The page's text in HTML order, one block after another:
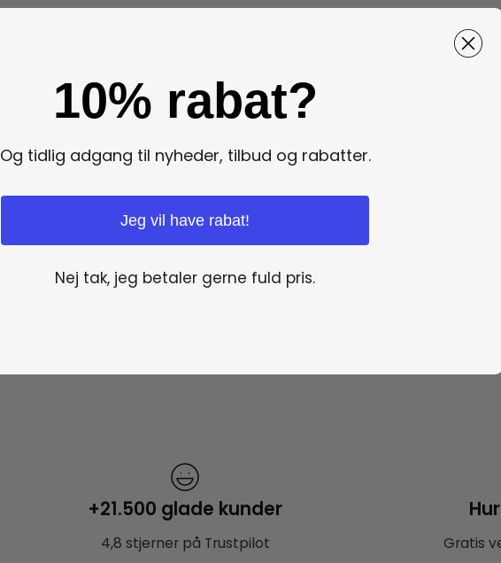
+21.500 glade kunder
4,8 stjerner på Trustpilot Gratis
10% rabat?
Og tidlig adgang til nyheder, tilbud og rabatter.
Jeg vil have rabat!
Nej tak, jeg betaler gerne fuld pris.